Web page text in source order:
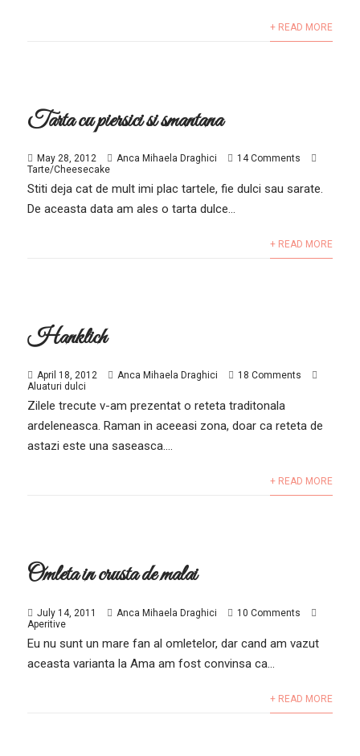
+ READ MORE
Tarta cu piersici si smantana
May 28, 2012 Anca Mihaela Draghici
14 Comments
Tarte/Cheesecake
Stiti deja cat de mult imi plac tartele, fie dulci sau sarate.
De aceasta data am ales o tarta dulce...
+ READ MORE
Hanklich
April 18, 2012 Anca Mihaela Draghici
18 Comments
Aluaturi dulci
Zilele trecute v-am prezentat o reteta traditonala
ardeleneasca. Raman in aceeasi zona, doar ca reteta de
astazi este una saseasca....
+ READ MORE
Omleta in crusta de malai
July 14, 2011 Anca Mihaela Draghici
10 Comments
Aperitive
Eu nu sunt un mare fan al omletelor, dar cand am vazut
aceasta varianta la Ama am fost convinsa ca...
+ READ MORE